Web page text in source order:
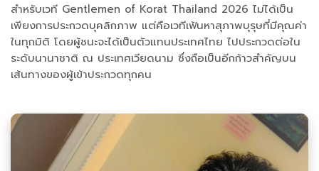
สำหรับเวที Gentlemen of Korat Thailand 2026 ไม่ได้เป็น
เพียงการประกวดบุคลิกภาพ แต่คือเวทีเฟ้นหาสุภาพบุรุษที่มีคุณค่า
ในทุกมิติ โดยผู้ชนะจะได้เป็นตัวแทนประเทศไทย ไปประกวดต่อใน
ระดับนานาชาติ ณ ประเทศเวียดนาม ซึ่งถือเป็นอีกก้าวสำคัญบน
เส้นทางของผู้เข้าประกวดทุกคน